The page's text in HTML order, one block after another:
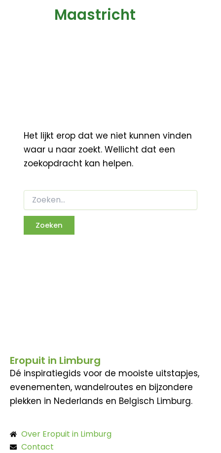
Maastricht
Het lijkt erop dat we niet kunnen vinden
waar u naar zoekt. Wellicht dat een
zoekopdracht kan helpen.
Eropuit in Limburg
Dé inspiratiegids voor de mooiste uitstapjes,
evenementen, wandelroutes en bijzondere
plekken in Nederlands en Belgisch Limburg.
Over Eropuit in Limburg
Contact